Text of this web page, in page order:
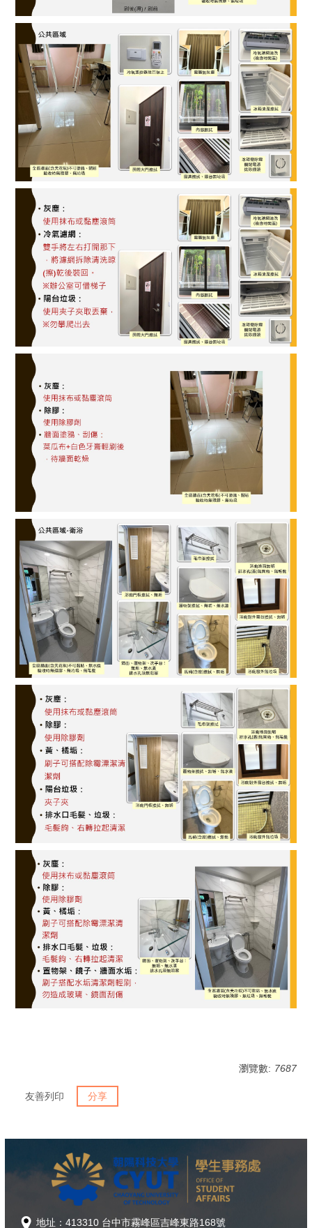
瀏覽數: 7687
友善列印 分享
地址：413310 台中市霧峰區吉峰東路168號